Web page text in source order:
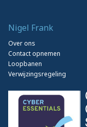
Nigel Frank
Over ons
Contact opnemen
Loopbanen
Verwijzingsregeling